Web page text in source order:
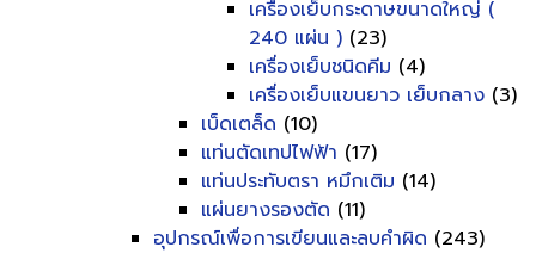
เครื่องเย็บกระดาษขนาดใหญ่ (
240 แผ่น ) (23)
เครื่องเย็บชนิดคีม (4)
เครื่องเย็บแขนยาว เย็บกลาง (3)
เบ็ดเตล็ด (10)
แท่นตัดเทปไฟฟ้า (17)
แท่นประทับตรา หมึกเติม (14)
แผ่นยางรองตัด (11)
อุปกรณ์เพื่อการเขียนและลบคำผิด (243)